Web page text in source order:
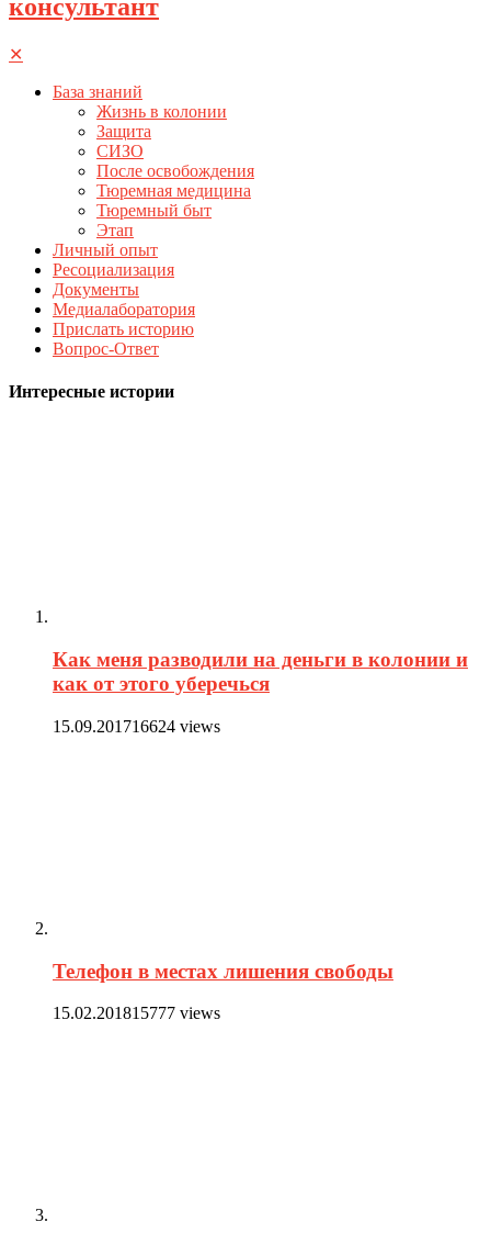
консультант
✕
База знаний
Жизнь в колонии
Защита
СИЗО
После освобождения
Тюремная медицина
Тюремный быт
Этап
Личный опыт
Ресоциализация
Документы
Медиалаборатория
Прислать историю
Вопрос-Ответ
Интересные истории
Как меня разводили на деньги в колонии и
как от этого уберечься
15.09.201716624 views
Телефон в местах лишения свободы
15.02.201815777 views